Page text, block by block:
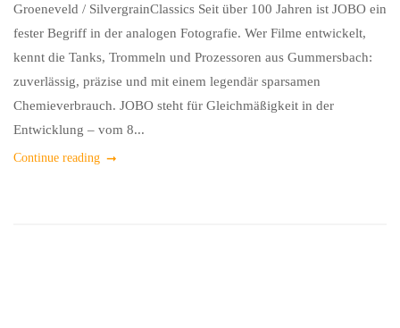
Groeneveld / SilvergrainClassics Seit über 100 Jahren ist JOBO ein
fester Begriff in der analogen Fotografie. Wer Filme entwickelt,
kennt die Tanks, Trommeln und Prozessoren aus Gummersbach:
zuverlässig, präzise und mit einem legendär sparsamen
Chemieverbrauch. JOBO steht für Gleichmäßigkeit in der
Entwicklung – vom 8...
Continue reading